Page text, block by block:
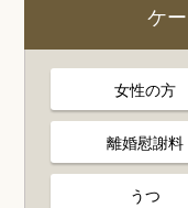
ケ
女性の方
離婚慰謝料
うつ